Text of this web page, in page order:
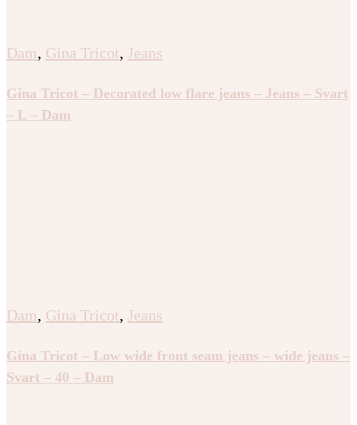
Dam, Gina Tricot, Jeans
Gina Tricot – Decorated low flare jeans – Jeans – Svart
– L – Dam
Dam, Gina Tricot, Jeans
Gina Tricot – Low wide front seam jeans – wide jeans –
Svart – 40 – Dam